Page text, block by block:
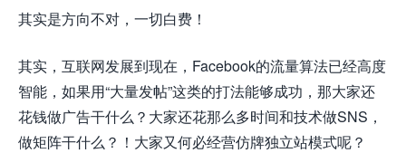
其实是方向不对，一切白费！
其实，互联网发展到现在，Facebook的流量算法已经高度
智能，如果用“大量发帖”这类的打法能够成功，那大家还
花钱做广告干什么？大家还花那么多时间和技术做SNS，
做矩阵干什么？！大家又何必经营仿牌独立站模式呢？